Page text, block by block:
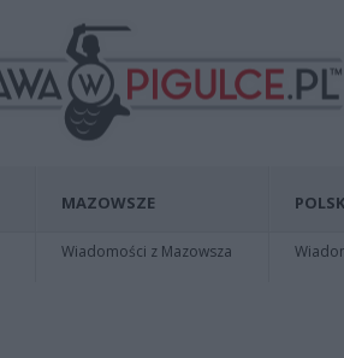
MAZOWSZE
Wiadomości z Mazowsza